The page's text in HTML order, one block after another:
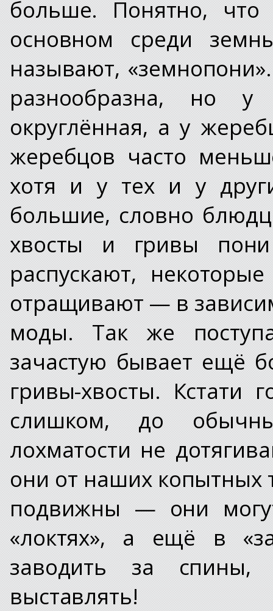
больше. Понятно, что
основном среди
называют,
разнообразна, но
округлённая, а у
жеребцов часто
хотя и у тех и у
большие, словно
хвосты и гривы
распускают,
отращивают — в
моды. Так же
зачастую бывает ещё
гривы-хвосты. Кстати
слишком, до
лохматости не
они от наших копытных
подвижны — они
«локтях», а ещё в
заводить за спины,
выставлять!